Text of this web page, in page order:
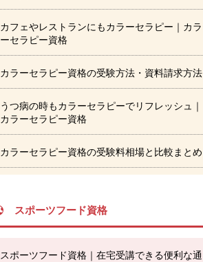
カフェやレストランにもカラーセラピー｜カラ
ーセラピー資格
カラーセラピー資格の受験方法・資料請求方法
うつ病の時もカラーセラピーでリフレッシュ｜
カラーセラピー資格
カラーセラピー資格の受験料相場と比較まとめ
スポーツフード資格
スポーツフード資格｜在宅受講できる便利な通